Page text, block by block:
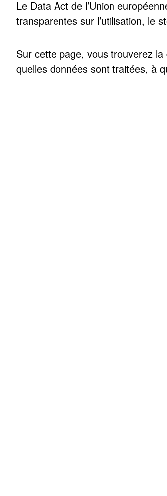
Le Data Act de l’Union
transparentes sur l’utilisation, le
Sur cette page, vous trouverez
quelles données sont traitées, à